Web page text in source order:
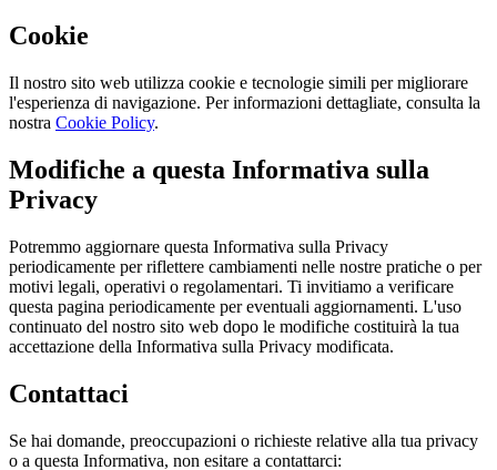
Cookie
Il nostro sito web utilizza cookie e tecnologie simili per migliorare
l'esperienza di navigazione. Per informazioni dettagliate, consulta la
nostra Cookie Policy.
Modifiche a questa Informativa sulla
Privacy
Potremmo aggiornare questa Informativa sulla Privacy
periodicamente per riflettere cambiamenti nelle nostre pratiche o per
motivi legali, operativi o regolamentari. Ti invitiamo a verificare
questa pagina periodicamente per eventuali aggiornamenti. L'uso
continuato del nostro sito web dopo le modifiche costituirà la tua
accettazione della Informativa sulla Privacy modificata.
Contattaci
Se hai domande, preoccupazioni o richieste relative alla tua privacy
o a questa Informativa, non esitare a contattarci: